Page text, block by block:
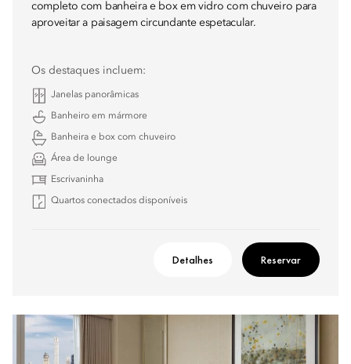
completo com banheira e box em vidro com chuveiro para
aproveitar a paisagem circundante espetacular.
Os destaques incluem:
Janelas panorâmicas
Banheiro em mármore
Banheira e box com chuveiro
Área de lounge
Escrivaninha
Quartos conectados disponíveis
Detalhes Reservar